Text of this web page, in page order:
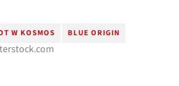
W KOSMOS BLUE ORIGIN